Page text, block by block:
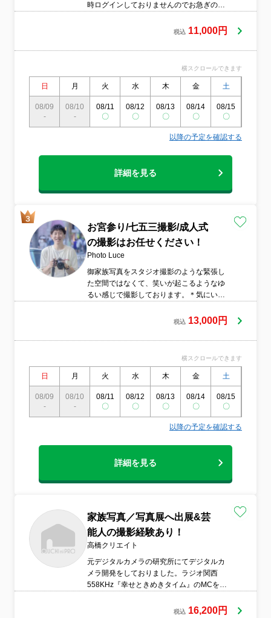
時ログインしておりませんのでお急ぎの場
卒宜しくお願い致します。税込 11,000円
横スクロールできます
日 月 火 水 木 金 土
08/09
-
08/10
-
08/11
〇
08/12
〇
08/13
〇
08/14
〇
08/15
〇
以降の予定を確認する
詳細を見る
お宮参り/七五三撮影/成人式
の撮影はお任せください！
Photo Luce
御家族写真をスタジオ撮影のような緊張し
た空間ではなくて、笑いが起こるようなゆ
るい感じで撮影しております。＊気にいる
税込 13,000円
横スクロールできます
日 月 火 水 木 金 土
08/09
-
08/10
-
08/11
〇
08/12
〇
08/13
〇
08/14
〇
08/15
〇
以降の予定を確認する
詳細を見る
家族写真／写真展へ出展&芸
能人の撮影経験あり！
高橋クリエイト
元デジタルカメラの研究所にてデジタルカ
メラ開発をしておりました。ラジオ関西
558KHz『幸せときめきタイム』のMCを務
も豊富です。ご質問にはお答えします！●服
税込 16,200円